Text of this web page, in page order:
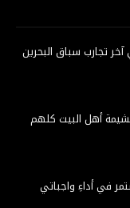
في آخر تجارب سباق البحرين
أهل البيت كلهم
في أداءِ واجباتي